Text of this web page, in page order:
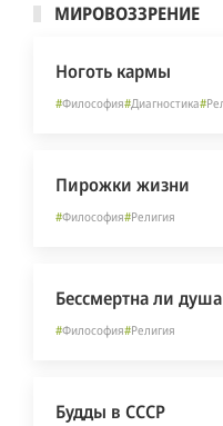
МИРОВОЗЗРЕНИЕ
Ноготь кармы
#Философия#Диагностика#
Пирожки жизни
#Философия#Религия
Бессмертна ли душа
#Философия#Религия
Будды в СССР